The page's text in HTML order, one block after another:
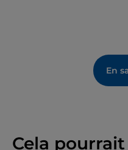
En
Cela